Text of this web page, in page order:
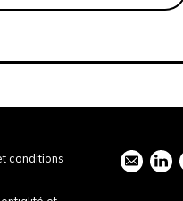
conditions